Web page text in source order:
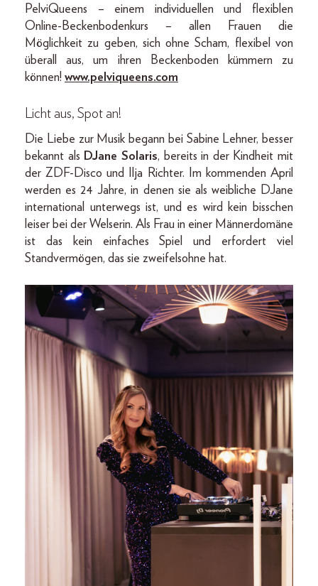
PelviQueens – einem individuellen und flexiblen
Online-Beckenbodenkurs – allen Frauen die
Möglichkeit zu geben, sich ohne Scham, flexibel von
überall aus, um ihren Beckenboden kümmern zu
können! www.pelviqueens.com
Licht aus, Spot an!
Die Liebe zur Musik begann bei Sabine Lehner, besser
bekannt als DJane Solaris, bereits in der Kindheit mit
der ZDF-Disco und Ilja Richter. Im kommenden April
werden es 24 Jahre, in denen sie als weibliche DJane
international unterwegs ist, und es wird kein bisschen
leiser bei der Welserin. Als Frau in einer Männerdomäne
ist das kein einfaches Spiel und erfordert viel
Standvermögen, das sie zweifelsohne hat.